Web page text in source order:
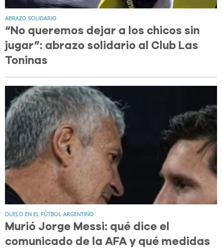
ABRAZO SOLIDARIO
“No queremos dejar a los chicos sin
jugar”: abrazo solidario al Club Las
Toninas
DUELO EN EL FÚTBOL ARGENTINO
Murió Jorge Messi: qué dice el
comunicado de la AFA y qué medidas